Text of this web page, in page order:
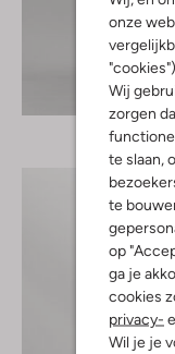
onze
"cookies").
Wij
zorgen
te slaan,
te
op
ga je
cookies
privacy-
Wil je je
Ontdek